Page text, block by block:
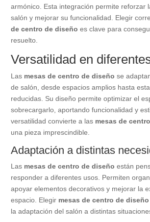
armónico. Esta integración permite reforzar
salón y mejorar su funcionalidad. Elegir
de centro de diseño es clave para
resuelto.
Versatilidad en
Las mesas de centro de diseño se
de salón, desde espacios amplios hasta
reducidas. Su diseño permite optimizar el
sobrecargarlo, aportando funcionalidad y
versatilidad convierte a las mesas de
una pieza imprescindible.
Adaptación a distintas
Las mesas de centro de diseño están
responder a diferentes usos. Permiten
apoyar elementos decorativos y mejorar la
espacio. Elegir mesas de centro de diseño
la adaptación del salón a distintas